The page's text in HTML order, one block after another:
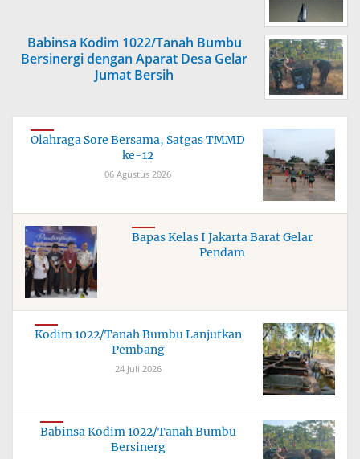
Babinsa Kodim 1022/Tanah Bumbu
Bersinergi dengan Aparat Desa Gelar
Jumat Bersih
Olahraga Sore Bersama, Satgas TMMD
ke-12
06 Agustus 2026
Bapas Kelas I Jakarta Barat Gelar
Pendam
Kodim 1022/Tanah Bumbu Lanjutkan
Pembang
24 Juli 2026
Babinsa Kodim 1022/Tanah Bumbu
Bersinerg